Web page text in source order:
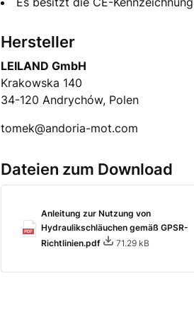
Hersteller
LEILAND GmbH
Krakowska 140
34-120 Andrychów, Polen
tomek@andoria-mot.com
Dateien zum Download
Anleitung zur Nutzung von
Hydraulikschläuchen gemäß GPSR-
Richtlinien.pdf
71.29 kB